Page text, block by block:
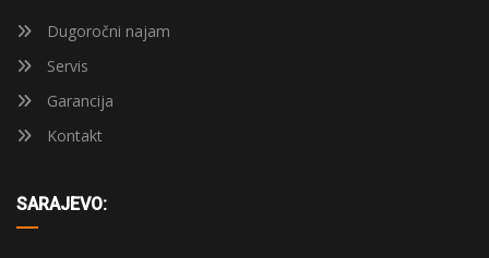
Dugoročni najam
Servis
Garancija
Kontakt
SARAJEVO: